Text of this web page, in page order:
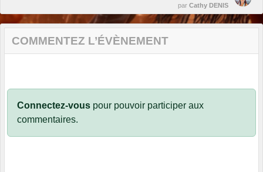
par Cathy DENIS
COMMENTEZ L’ÉVÈNEMENT
Connectez-vous pour pouvoir participer aux
commentaires.